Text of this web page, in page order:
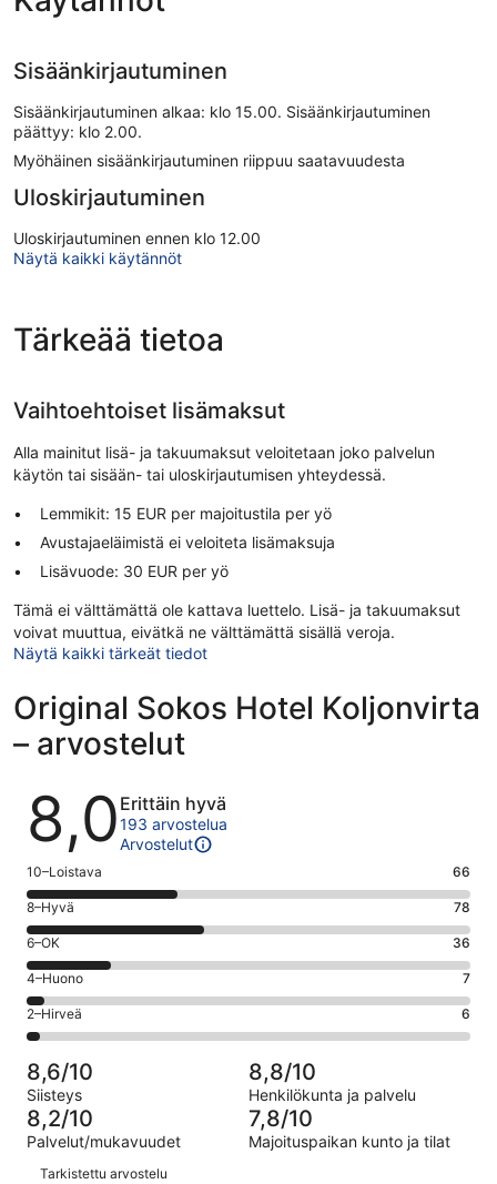
Sisäänkirjautuminen
Sisäänkirjautuminen alkaa: klo 15.00. Sisäänkirjautuminen
päättyy: klo 2.00.
Myöhäinen sisäänkirjautuminen riippuu saatavuudesta
Uloskirjautuminen
Uloskirjautuminen ennen klo 12.00
Näytä kaikki käytännöt
Tärkeää tietoa
Vaihtoehtoiset lisämaksut
Alla mainitut lisä- ja takuumaksut veloitetaan joko palvelun
käytön tai sisään- tai uloskirjautumisen yhteydessä.
Lemmikit: 15 EUR per majoitustila per yö
Avustajaeläimistä ei veloiteta lisämaksuja
Lisävuode: 30 EUR per yö
Tämä ei välttämättä ole kattava luettelo. Lisä- ja takuumaksut
voivat muuttua, eivätkä ne välttämättä sisällä veroja.
Näytä kaikki tärkeät tiedot
Original Sokos Hotel Koljonvirta
– arvostelut
Arvostelut
8,0 Erittäin hyvä
193 arvostelua
Arvostelut
Arvosana
10
-
Loistava.
66
kautta
193
arvostelua
10–Loistava 66
Arvosana
8
-
Hyvä.
78
kautta
193
arvostelua
8–Hyvä 78
Arvosana
6
-
OK.
36
193
arvostelua
6–OK 36
Arvosana
4
-
Huono.
7
kautta
193
arvostelua
4–Huono 7
Arvosana
2
-
Hirveä.
6
kautta
193
arvostelua
2–Hirveä 6
8,6/10
Siisteys
8,8/10
Henkilökunta ja palvelu
8,2/10
Palvelut/mukavuudet
7,8/10
Majoituspaikan kunto ja tilat
Arvostelut
Tarkistettu arvostelu